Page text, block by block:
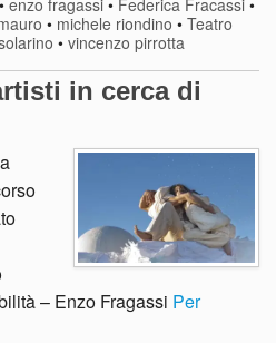
• michele riondino • Teatro
• vincenzo pirrotta
in cerca di
– Enzo Fragassi Per